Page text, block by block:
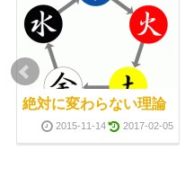
絶対に変わらない理論
2015-11-14 2017-02-05